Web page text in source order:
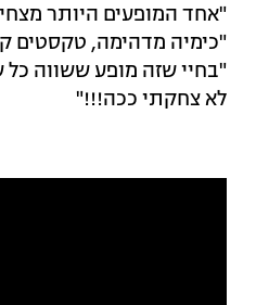
"אחד המופעים היותר
"כימיה מדהימה, טקסטים
"בחיי שזה מופע ששווה כל
לא צחקתי ככה!!!"